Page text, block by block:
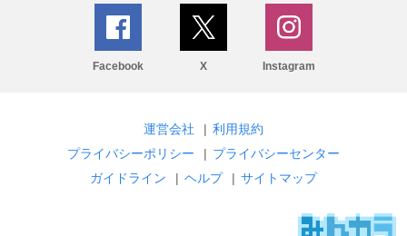
Facebook X Instagram
運営会社 | 利用規約
プライバシーポリシー
| プライバシーセンター
ガイドライン
| ヘルプ | サイトマップ